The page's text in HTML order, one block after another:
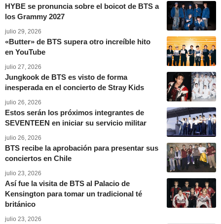
HYBE se pronuncia sobre el boicot de BTS a
los Grammy 2027
julio 29, 2026
«Butter» de BTS supera otro increíble hito
en YouTube
julio 27, 2026
Jungkook de BTS es visto de forma
inesperada en el concierto de Stray Kids
julio 26, 2026
Estos serán los próximos integrantes de
SEVENTEEN en iniciar su servicio militar
julio 26, 2026
BTS recibe la aprobación para presentar sus
conciertos en Chile
julio 23, 2026
Así fue la visita de BTS al Palacio de
Kensington para tomar un tradicional té
británico
julio 23, 2026